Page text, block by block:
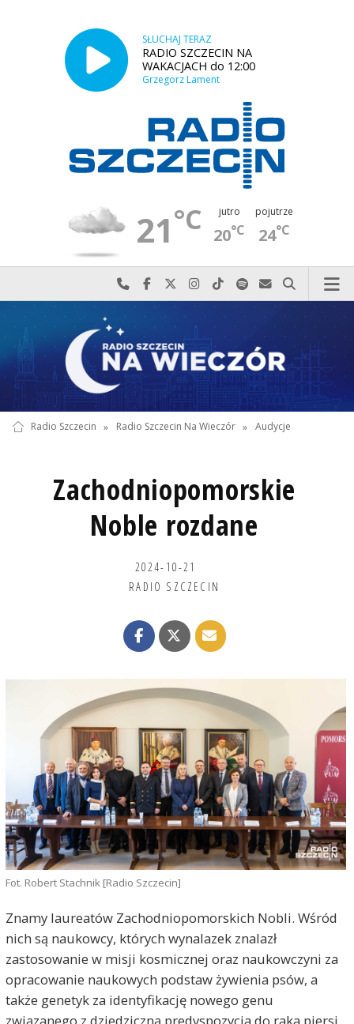
SŁUCHAJ TERAZ
RADIO SZCZECIN NA
WAKACJACH do 12:00
Grzegorz Lament
21°C jutro
20°C
pojutrze
24°C
Najlepiej po prostu do nas zadzwoń
Odwiedź nas na Facebook-u
Odwiedź nas na X
Odwiedź nas na Instagram-ie
Odwiedź nas na TikTok-u
Szukaj nas na Spotify
Wyślij do nas
Szukaj
Radio Szczecin » Radio Szczecin Na Wieczór » Audycje
Zachodniopomorskie
Noble rozdane
2024-10-21
RADIO SZCZECIN
Fot. Robert Stachnik [Radio Szczecin]
Znamy laureatów Zachodniopomorskich Nobli. Wśród
nich są naukowcy, których wynalazek znalazł
zastosowanie w misji kosmicznej oraz naukowczyni za
opracowanie naukowych podstaw żywienia psów, a
także genetyk za identyfikację nowego genu